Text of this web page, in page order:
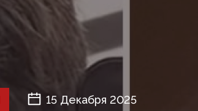
15 Декабря 2025